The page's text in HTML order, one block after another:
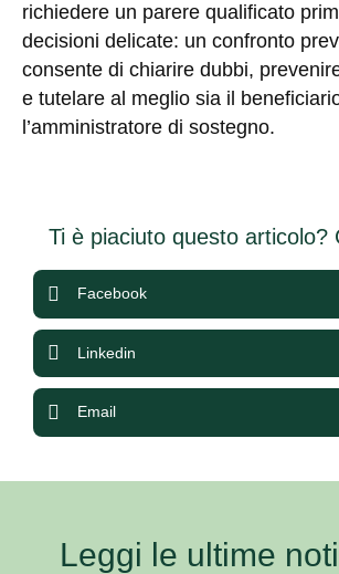
richiedere un parere qualificato
decisioni delicate: un confronto
consente di chiarire dubbi,
e tutelare al meglio sia il
l’amministratore di sostegno.
Ti è piaciuto questo articolo?
Facebook
Linkedin
Email
Leggi le ultime